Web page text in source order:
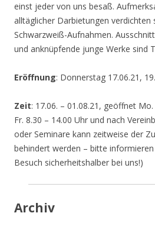
einst jeder von uns besaß.
alltäglicher Darbietungen verdichten
Schwarzweiß-Aufnahmen.
und anknüpfende junge Werke sind
Eröffnung: Donnerstag 17.06.21,
Zeit: 17.06. – 01.08.21, geöffnet
Fr. 8.30 – 14.00 Uhr und nach
oder Seminare kann zeitweise der
behindert werden – bitte
Besuch sicherheitshalber bei uns!)
Archiv